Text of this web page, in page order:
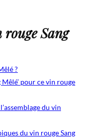
Sang
?
Mêlé’ pour ce vin rouge
du vin
du vin rouge Sang